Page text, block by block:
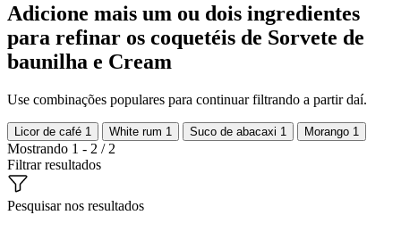
Adicione mais um ou dois ingredientes
para refinar os coquetéis de Sorvete de
baunilha e Cream
Use combinações populares para continuar filtrando a partir daí.
Licor de café 1 White rum 1 Suco de abacaxi 1 Morango 1
Mostrando 1 - 2 / 2
Filtrar resultados
Pesquisar nos resultados